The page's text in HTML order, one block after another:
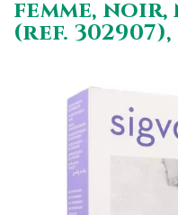
femme,
(ref.